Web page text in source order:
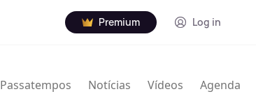
Premium Log in
Passatempos Notícias Vídeos Agenda